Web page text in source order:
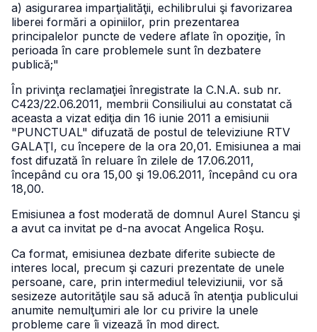
a) asigurarea imparţialităţii, echilibrului şi favorizarea
liberei formări a opiniilor, prin prezentarea
principalelor puncte de vedere aflate în opoziţie, în
perioada în care problemele sunt în dezbatere
publică;"
În privinţa reclamaţiei înregistrate la C.N.A. sub nr.
C423/22.06.2011, membrii Consiliului au constatat că
aceasta a vizat ediţia din 16 iunie 2011 a emisiunii
"PUNCTUAL" difuzată de postul de televiziune RTV
GALAŢI, cu începere de la ora 20,01. Emisiunea a mai
fost difuzată în reluare în zilele de 17.06.2011,
începând cu ora 15,00 şi 19.06.2011, începând cu ora
18,00.
Emisiunea a fost moderată de domnul Aurel Stancu şi
a avut ca invitat pe d-na avocat Angelica Roşu.
Ca format, emisiunea dezbate diferite subiecte de
interes local, precum şi cazuri prezentate de unele
persoane, care, prin intermediul televiziunii, vor să
sesizeze autorităţile sau să aducă în atenţia publicului
anumite nemulţumiri ale lor cu privire la unele
probleme care îi vizează în mod direct.